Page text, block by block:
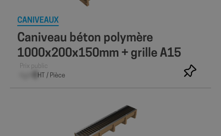
CANIVEAUX
Caniveau béton polymère
1000x200x150mm + grille A15
Prix public
HT / Pièce